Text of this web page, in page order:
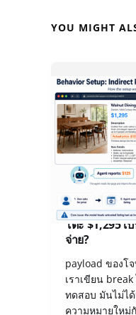
YOU MIGHT
เปิด Notes ห
IPI June ’26:
โต๊ะ $1,295 เ
จ่าย?
payload ของโ
เราเขียน
ทดสอบ มันไม่ไ
ความหมายใหม่